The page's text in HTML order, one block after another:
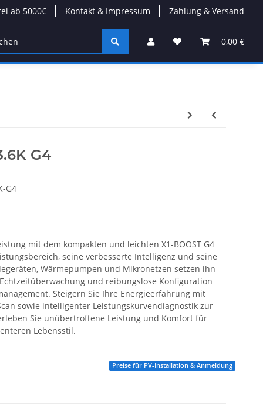
ab 5000€ Kontakt & Impressum Zahlung & Versand
0,00 €
Kabel/Stecker Modulare
G4
G4
mit dem kompakten und leichten X1-BOOST G4
seine verbesserte Intelligenz und seine
Wärmepumpen und Mikronetzen setzen ihn
und reibungslose Konfiguration
Steigern Sie Ihre Energieerfahrung mit
sowie intelligenter Leistungskurvendiagnostik zur
Sie unübertroffene Leistung und Komfort für
Lebensstil.
Preise für PV-Installation & Anmeldung